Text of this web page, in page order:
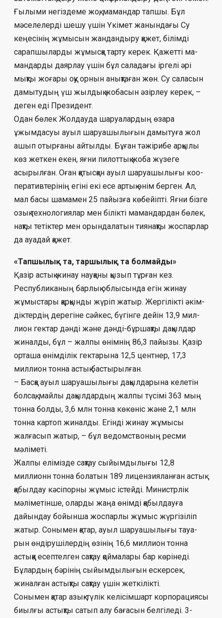
Ғылыми негіздеме жоқ, мамандар тапшы. Бұл
мәселелерді шешу үшін Үкімет жанындағы Су
кеңесінің жұ­мысын жандандыру қажет, білімді
сарап­шы­ларды жұмысқа тарту керек. Қажетті ма­
мандарды даярлау үшін бұл саладағы іргелі әрі
мықты жоғары оқу орнын анықтаған жөн. Су саласын
дамытудың үш жылдық жо­­­басын әзірлеу керек, –
деген еді Президент.
Одан бөлек Жолдауда шаруалардың өзара
ұжымдасуы ауыл шаруашы­лы­ғын дамытуға жол
ашып отырғаны айтылды. Бұған тәжірибе арқылы
көз жеткен екен, яғ­ни пилоттық жоба жүзеге
асырылған. Оған қатысқан ауыл шаруашылығы коо­
пе­ра­тивтерінің егіні екі есе артық өнім берген. Ал,
мал басы шамамен 25 пайызға көбейіпті. Яғни бізге
озық технологиялар мен білікті ма­мандардан бөлек,
нақты тетіктер мен орын­далатын тиянақты жоспарлар
да ауа­дай қажет.
«Тапшылық та, таршылық та болмайды»
Қазір астық жинау науқаны қызып тұр­­ған кез.
Республиканың барлық об­­лысында егін жинау
жұмыстары қар­қын­ды жүріп жатыр. Жергілікті әкім­
дік­тер­дің дерегіне сәйкес, бүгінге дейін 13,9 мил­
лион гектар дәнді және дәнді-бұршақты да­­­қылдар
жиналды, бұл – жалпы өнімнің 86,3 пайызы. Қазір
орташа өнімділік гектарына 12,5 центнер, 17,3
миллион тонна астық бас­тырылған.
– Басқа ауыл шаруашылығы дақыл­дары­на келетін
болсақ, майлы дақылдардың жал­пы түсімі 363 мың
тонна болды, 3,6 млн тон­на көкөніс және 2,1 млн
тонна картоп жи­налды. Егінді жинау жұмысы
жалғасып жа­тыр, – бұл ведомствоның ресми
мәліметі.
Жалпы елімізде сақтау сыйымдылығы 12,8
миллионн тонна болатын 189 ли­цензияланған астық
қабылдау кәсіпорны жұ­мыс істейді. Министрлік
мәліметінше, олард­ы жаңа өнімді қабылдауға
дайындау бойын­ша жоспарлы жұмыс жүргізіліп
жа­тыр. Сонымен қатар, ауыл шаруашылығы тауа­
рын өндірушілердің өзінің 16,6 миллион тон­на
астыққа есептелген сақтау қоймалары бар көрінеді.
Бұлардың бәрінің сыйымды­лы­ғын ескерсек,
жиналған астықты сақтау үшін жеткілікті.
Сонымен қатар азық-түлік келісімшарт корпорациясы
биылғы астықты са­тып алу бағасын белгіледі. 3-